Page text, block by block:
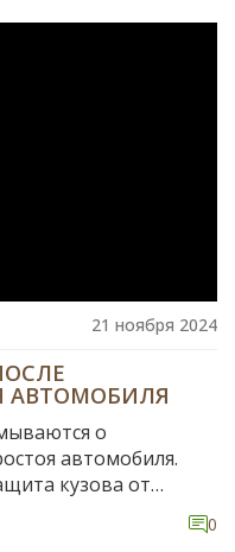
21 ноября 2024
АВТОМОБИЛЯ
о
автомобиля.
кузова от
предотвращение
подготовить и 0